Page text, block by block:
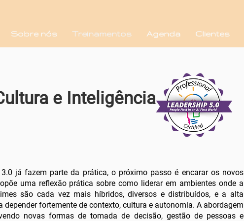
Sobre nós Treinamentos Agenda Clientes
e Inteligência
já fazem parte da prática, o próximo passo é encarar os novos
uma reflexão prática sobre como liderar em ambientes onde a
são cada vez mais híbridos, diversos e distribuídos, e a alta
fortemente de contexto, cultura e autonomia. A abordagem
novas formas de tomada de decisão, gestão de pessoas e